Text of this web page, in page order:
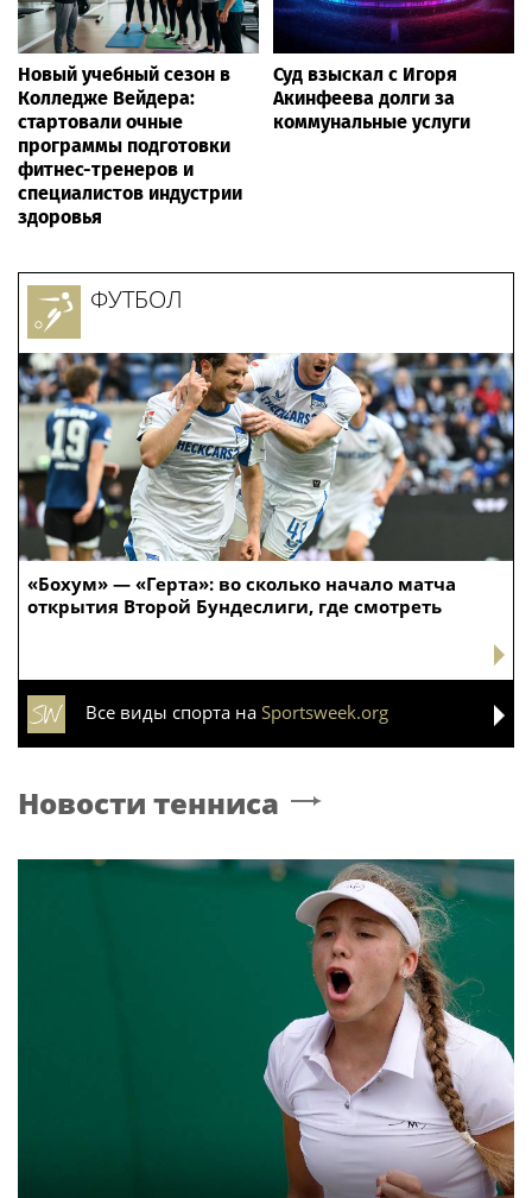
Новый учебный сезон в
Колледже Вейдера:
стартовали очные
программы подготовки
фитнес-тренеров и
специалистов индустрии
здоровья
Суд взыскал с Игоря
Акинфеева долги за
коммунальные услуги
«Бохум» — «Герта»: во сколько начало матча
открытия Второй Бундеслиги, где смотреть
ФУТБОЛ
Все виды спорта на Sportsweek.org
Новости тенниса